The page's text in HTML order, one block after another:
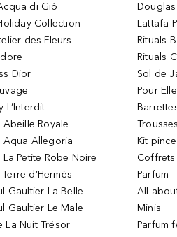
di Giò
Collection
des Fleurs
Dior
L’Interdit
Abeille Royale
Aqua Allegoria
La Petite Robe Noire
Terre d’Hermès
Gaultier La Belle
Gaultier Le Male
La Nuit Trésor
Lattafa
Rituals
Rituals
Sol de
Pour Elle
Kit
Parfum
All
Minis
Parfum